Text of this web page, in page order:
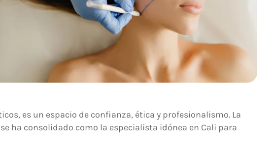
es un espacio de confianza, ética y profesionalismo. La
ha consolidado como la especialista idónea en Cali para